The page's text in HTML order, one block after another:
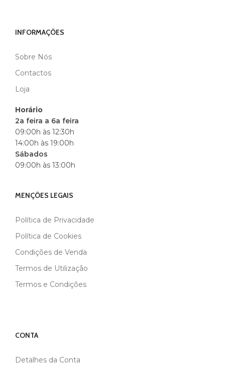
MARCA
INFORMAÇÕES
Sobre Nós
Contactos
Loja
Horário
2a feira a 6a feira
09:00h às 12:30h
14:00h às 19:00h
Sábados
09:00h às 13:00h
MENÇÕES LEGAIS
Política de Privacidade
Política de Cookies
Condições de Venda
Termos de Utilização
Termos e Condições
CONTA
Detalhes da Conta